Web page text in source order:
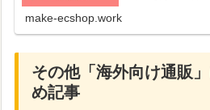
make-ecshop.work
その他「海外向け通販
め記事